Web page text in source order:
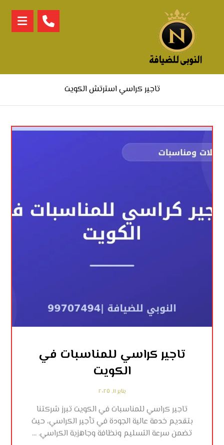
تاجير كراسي استرتش الكويت
تاجير كراسي للمناسبات في
الكويت
يناير ١١, ٢٠٢٥
تاجير كراسي للمناسبات في الكويت تبرز شركتنا
بتقديم خدمة عالية الجودة في تأجير الكراسي، حيث
تضمن سرعة التسليم ونظافة وجاهزية الكراسي. ...